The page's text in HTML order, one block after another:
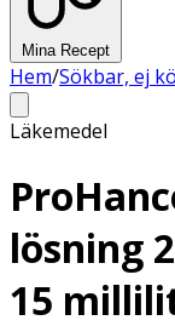
Mina Recept
Hem/Sökbar, ej
Läkemedel
lösning
15